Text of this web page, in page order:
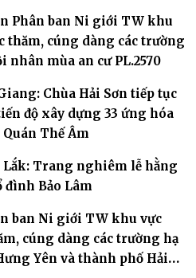
Phân ban Ni giới TW khu
thăm, cúng dàng các trường
nhân mùa an cư PL.2570
Chùa Hải Sơn tiếp tục
độ xây dựng 33 ứng hóa
Thế Âm
Lắk: Trang nghiêm lễ hằng
đình Bảo Lâm
ban Ni giới TW khu vực
cúng dàng các trường hạ
Yên và thành phố Hải